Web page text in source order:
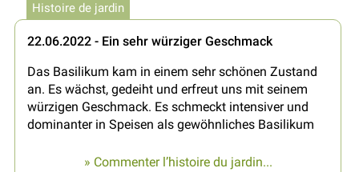
Histoire de jardin
22.06.2022 - Ein sehr würziger Geschmack
Das Basilikum kam in einem sehr schönen Zustand
an. Es wächst, gedeiht und erfreut uns mit seinem
würzigen Geschmack. Es schmeckt intensiver und
dominanter in Speisen als gewöhnliches Basilikum
» Commenter l’histoire du jardin...